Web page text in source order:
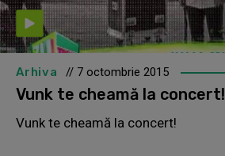
Arhiva // 7 octombrie 2015
Vunk te cheamă la concert!
Vunk te cheamă la concert!